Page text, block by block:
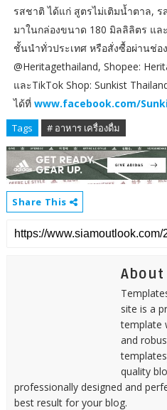
รสชาติ ได้แก่ สูตรไม่เติมน้ำตาล,
มาในกล่องขนาด 180 มิลลิลิตร แ
ชั้นนำทั่วประเทศ หรือสั่งซื้อผ่านช่อ
@Heritagethailand, Shopee:
และTikTok Shop: Sunkist
ได้ที่ www.facebook.com/
Tags # อาหาร เครื่องดื่ม
Share This
site is a
template
and
quality
professionally designed and
best result for your blog.